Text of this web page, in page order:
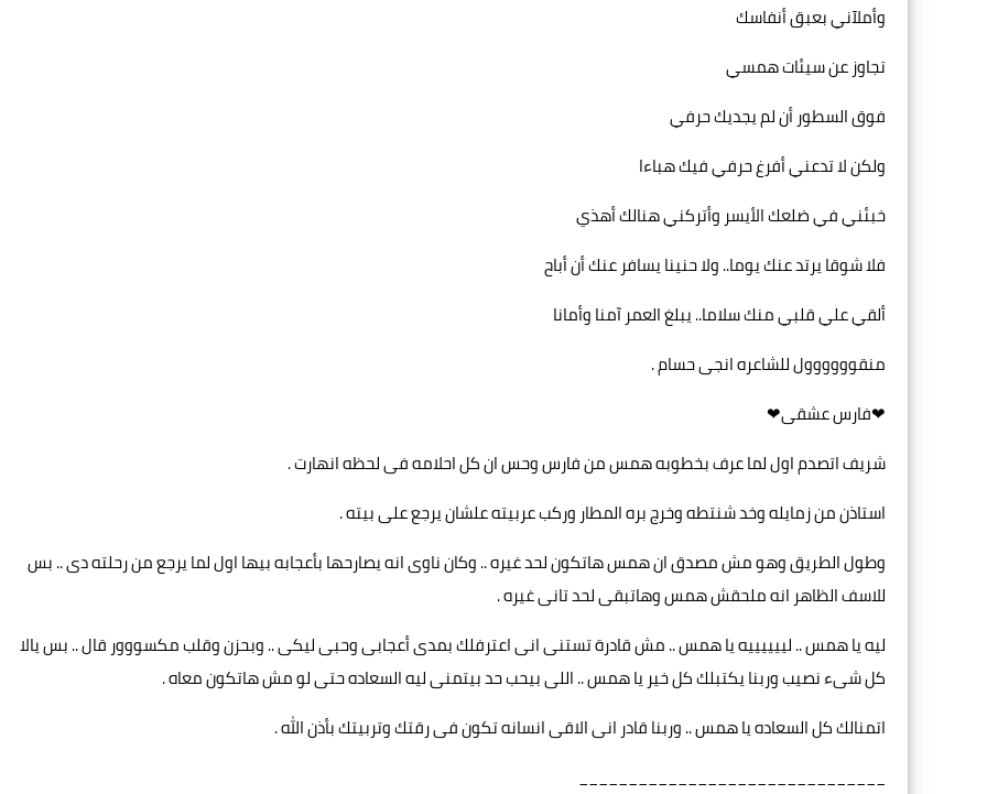
وأملآني بعبق أنفاسك
تجاوز عن سيئات همسي
فوق السطور أن لم يجديك حرفي
ولكن لا تدعني أفرغ حرفي فيك هباءا
خبئني في ضلعك الأيسر وأتركني هنالك أهذي
فلا شوقا يرتد عنك يوما.. ولا حنينا يسافر عنك أن أباح
ألقي علي قلبي منك سلاما.. يبلغ العمر آمنا وأمانا
منقوووووول للشاعره انجى حسام .
❤فارس عشقى❤
شريف اتصدم اول لما عرف بخطوبه همس من فارس وحس ان كل احلامه فى لحظه انهارت .
استاذن من زمايله وخد شنتطه وخرج بره المطار وركب عربيته علشان يرجع على بيته .
وطول الطريق وهو مش مصدق ان همس هاتكون لحد غيره .. وكان ناوى انه يصارحها بأعجابه بيها اول لما يرجع من رحلته دى .. بس
للاسف الظاهر انه ملحقش همس وهاتبقى لحد تانى غيره .
ليه يا همس .. لييييييه يا همس .. مش قادرة تستنى انى اعترفلك بمدى أعجابى وحبى ليكى .. وبحزن وقلب مكسووور قال .. بس يالا
كل شىء نصيب وربنا يكتبلك كل خير يا همس .. اللى بيحب حد بيتمنى ليه السعاده حتى لو مش هاتكون معاه .
اتمنالك كل السعاده يا همس .. وربنا قادر انى الاقى انسانه تكون فى رقتك وتربيتك بأذن الله .
_______________________________